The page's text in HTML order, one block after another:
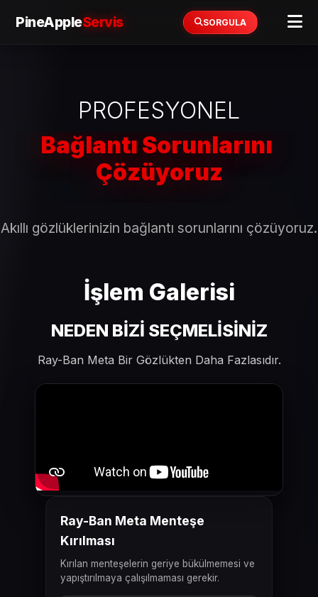
PineAppleServis SORGULA
Ray-
Meta
|
İstanbul
/
Beşiktaş
Servisi,
Onarımı
ve
Bağlantı
PROFESYONEL
R
Akıllı gözlüklerinizin bağlantı sorunlarını çözüyoruz.
İşlem Galerisi
NEDEN BİZİ SEÇMELİSİNİZ
Ray-Ban Meta Bir Gözlükten Daha Fazlasıdır.
Ray-Ban Meta Menteşe
Kırılması
Kırılan menteşelerin geriye bükülmemesi ve
yapıştırılmaya çalışılmaması gerekir.